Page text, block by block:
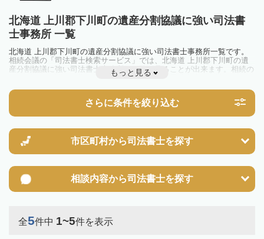
北海道 上川郡下川町の遺産分割協議に強い司法書
士事務所 一覧
北海道 上川郡下川町の遺産分割協議に強い司法書士事務所一覧です。
相続会議の「司法書士検索サービス」では、北海道 上川郡下川町の遺
産分割協議に強い司法書士事務所を一覧で見ることが出来ます。相続の
トラブルやお悩みを抱えている方は一度近隣の司法書士に相談してみま
もっと見る
さらに条件を絞り込む
市区町村から司法書士を探す
相談内容から司法書士を探す
全5件中 1~5件を表示